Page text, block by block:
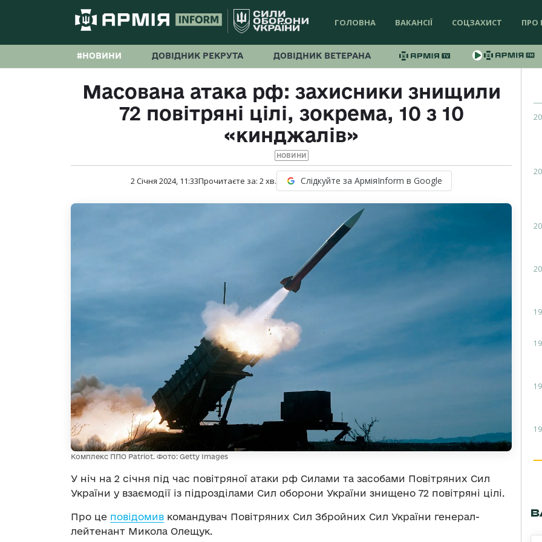
ГОЛОВНА ВАКАНСІЇ СОЦЗАХИСТ ПРО
#НОВИНИ ДОВІДНИК РЕКРУТА ДОВІДНИК ВЕТЕРАНА
Масована атака рф: захисники знищили
72 повітряні цілі, зокрема, 10 з 10
«кинджалів»
НОВИНИ
2 Січня 2024, 11:33Прочитаєте за: 2хв. Слідкуйте за АрміяInform в Google
Комплекс ППО Patriot. Фото: Getty Images
У ніч на 2 січня під час повітряної атаки рф Силами та засобами Повітряних Сил
України у взаємодії із підрозділами Сил оборони України знищено 72 повітряні цілі.
Про це повідомив командувач Повітряних Сил Збройних Сил України генерал-
лейтенант Микола Олещук.